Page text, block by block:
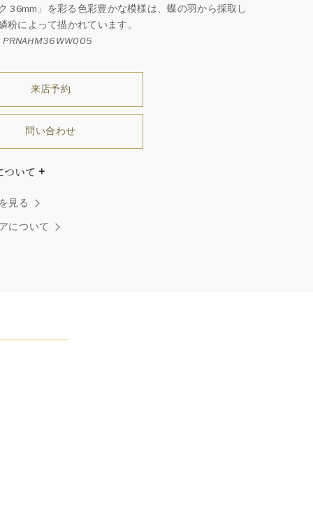
36mm」を彩る色彩豊かな模様は、蝶の羽から採取し
粉によって描かれています。
来店予約
問い合わせ
ついて
トンはそう語りました。ハリー・ウィンストンによって
た最高品質のダイヤモンド及びジェムストーンは、ひと
が唯一無二の個性を有する天然の素材であるため、同製
見る
について